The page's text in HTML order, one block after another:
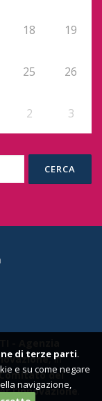
18 19
25 26
2 3
, in
dei
l’Innovazione
di terze parti.
e su come negare
navigazione,